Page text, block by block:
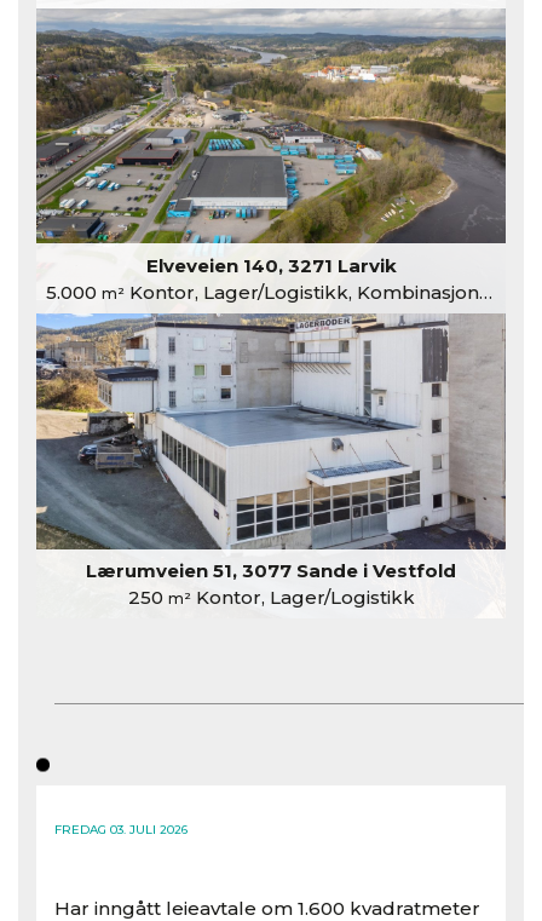
Elveveien 140, 3271 Larvik
5.000 m²Kontor, Lager/Logistikk, Kombinasjonslokaler
Lærumveien 51, 3077 Sande i Vestfold
250 m²Kontor, Lager/Logistikk
FREDAG 03. JULI 2026
Har inngått leieavtale om 1.600 kvadratmeter